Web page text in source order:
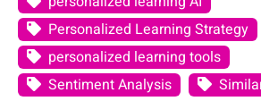
Personalized Learning Strategy
personalized learning tools
Sentiment Analysis